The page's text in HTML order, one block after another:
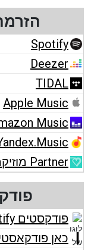
Spotify
Deezer
TIDAL
Apple Music
Music
Yandex.Music
Partner מוזיקה
פודקסטים Spotify
כאן